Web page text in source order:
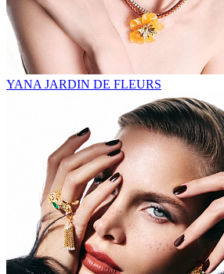
YANA JARDIN DE FLEURS